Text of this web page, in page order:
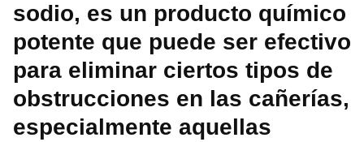
sodio, es un producto químico
potente que puede ser efectivo
para eliminar ciertos tipos de
obstrucciones en las cañerías,
especialmente aquellas